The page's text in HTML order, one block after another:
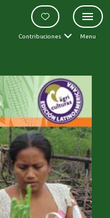
Contribuciones Menu